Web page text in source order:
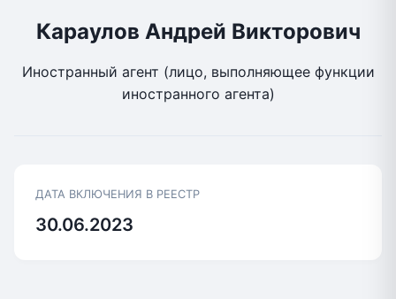
Караулов Андрей Викторович
Иностранный агент (лицо, выполняющее функции
иностранного агента)
ДАТА ВКЛЮЧЕНИЯ В РЕЕСТР
30.06.2023